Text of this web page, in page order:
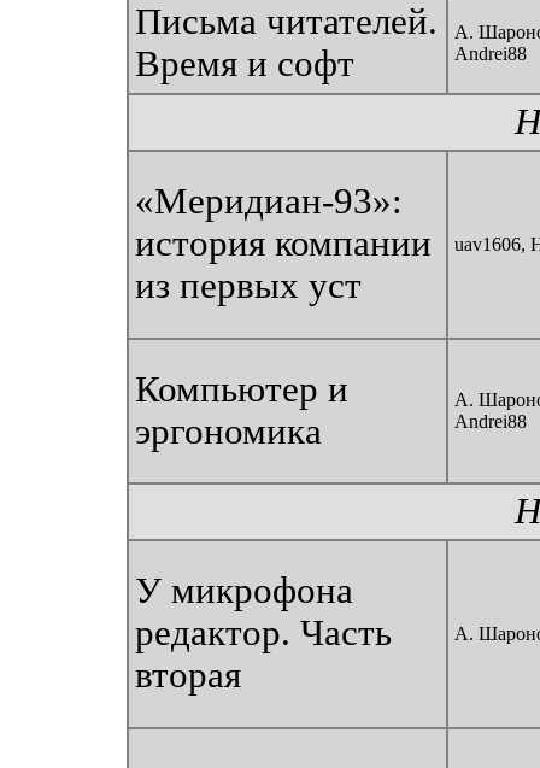
Письма читателей.
Время и софт
А.
Andrei88
«Меридиан-93»:
история компании
из первых уст
uav1606,
Компьютер и
эргономика
А.
Andrei88
У микрофона
редактор. Часть
вторая
А.